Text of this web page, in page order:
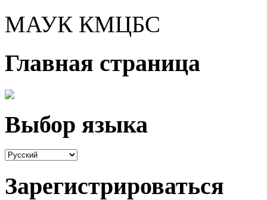
МАУК КМЦБС
Главная страница
Выбор языка
Зарегистрироваться